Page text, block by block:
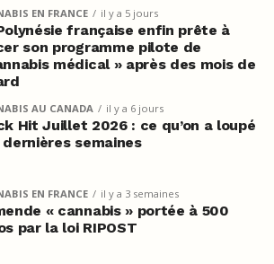
EN FRANCE il y a 5 jours
française enfin prête à
son programme pilote de
médical » après des mois de
AU CANADA il y a 6 jours
Hit Juillet 2026 : ce qu’on a loupé
dernières semaines
EN FRANCE il y a 3 semaines
« cannabis » portée à 500
par la loi RIPOST